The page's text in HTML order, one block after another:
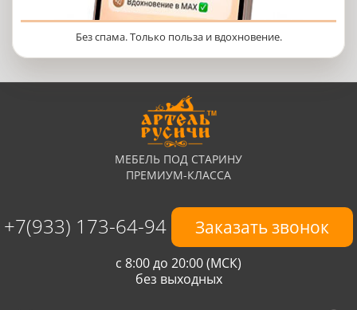
Без спама. Только польза и вдохновение.
МЕБЕЛЬ ПОД СТАРИНУ
ПРЕМИУМ-КЛАССА
+7(933) 173-64-94 Заказать звонок
с 8:00 до 20:00 (МСК)
без выходных